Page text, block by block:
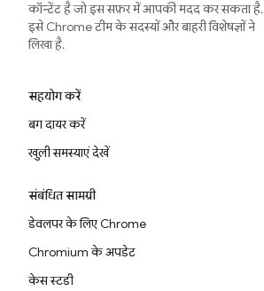
कॉन्टेंट है जो इस सफ़र में आपकी मदद कर सकता है.
इसे Chrome टीम के सदस्यों और बाहरी विशेषज्ञों ने
लिखा है.
सहयोग करें
बग दायर करें
खुली समस्याएं देखें
संबंधित सामग्री
डेवलपर के लिए Chrome
Chromium के अपडेट
केस स्टडी